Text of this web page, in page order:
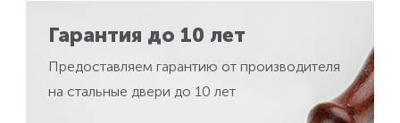
Гарантия до 10 лет
Предоставляем гарантию от производителя
на стальные двери до 10 лет